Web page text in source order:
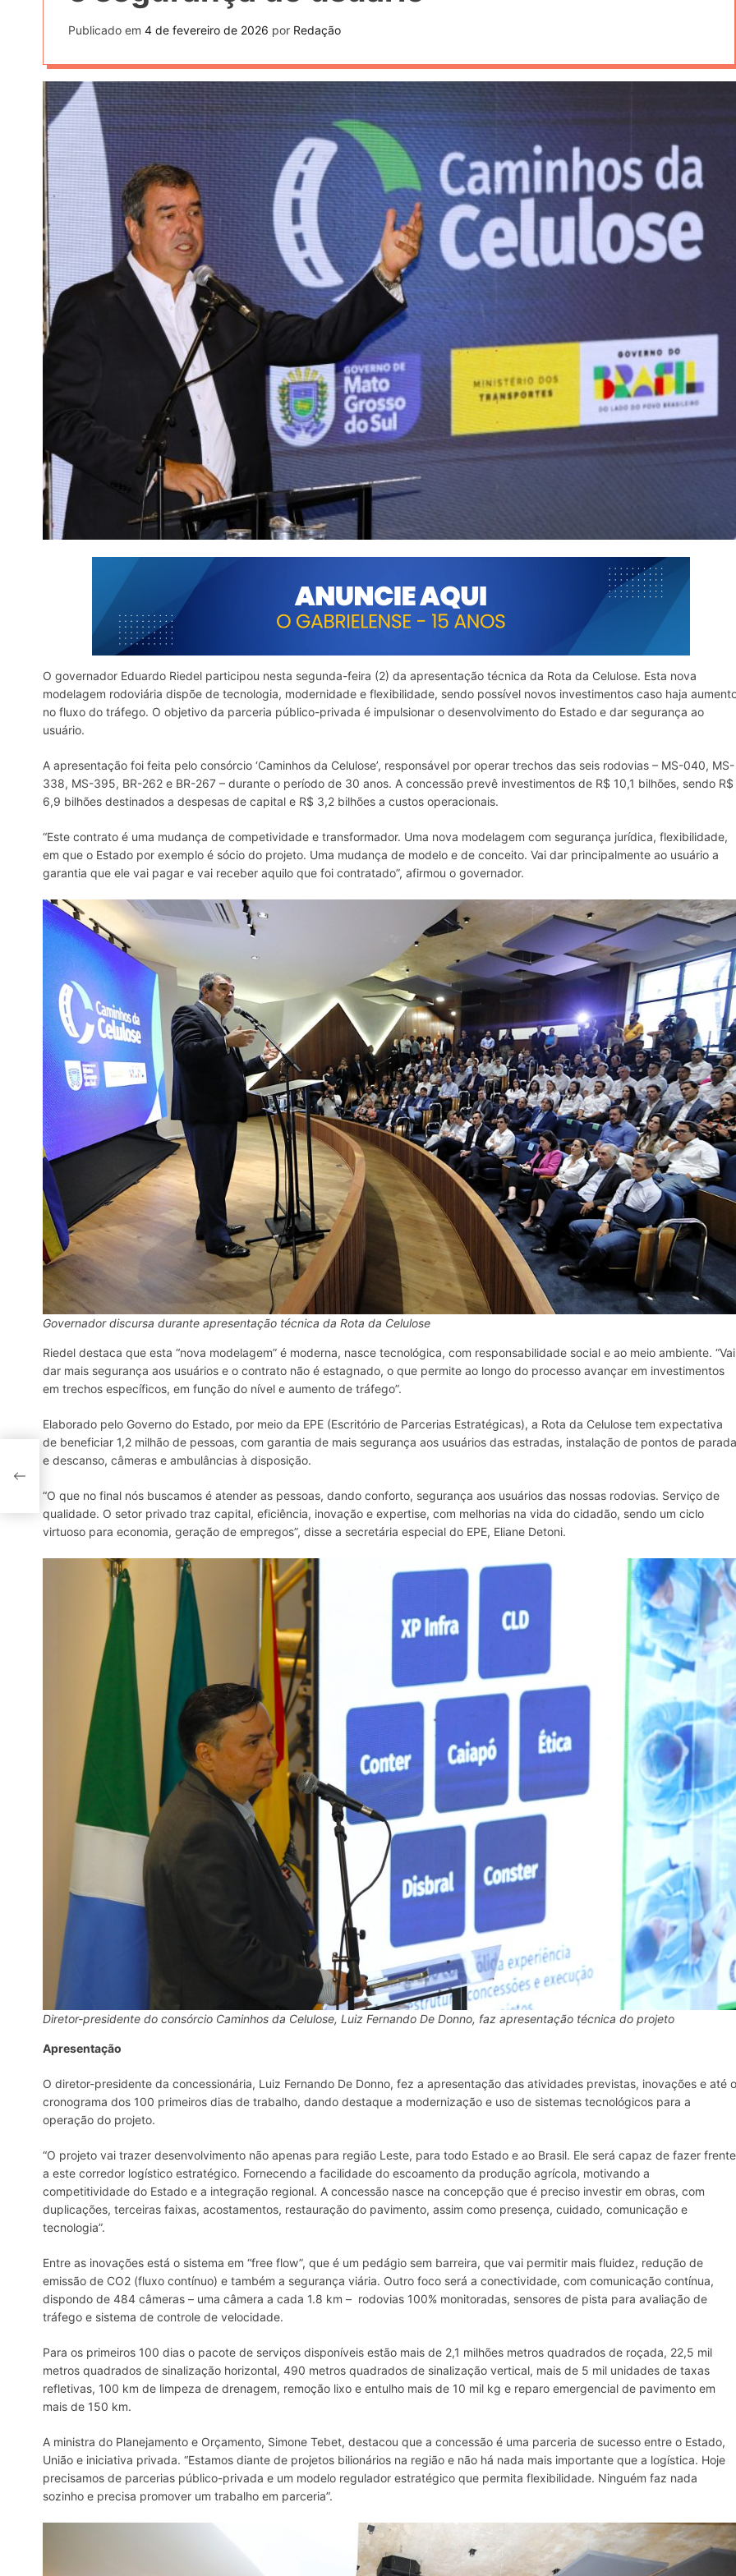
Publicado em 4 de fevereiro de 2026 por Redação
O governador Eduardo Riedel participou nesta segunda-feira (2) da apresentação técnica da Rota da Celulose. Esta nova
modelagem rodoviária dispõe de tecnologia, modernidade e flexibilidade, sendo possível novos investimentos caso haja
no fluxo do tráfego. O objetivo da parceria público-privada é impulsionar o desenvolvimento do Estado e dar segurança ao
usuário.
A apresentação foi feita pelo consórcio ‘Caminhos da Celulose’, responsável por operar trechos das seis rodovias – MS-040, MS-
338, MS-395, BR-262 e BR-267 – durante o período de 30 anos. A concessão prevê investimentos de R$ 10,1 bilhões, sendo R$
6,9 bilhões destinados a despesas de capital e R$ 3,2 bilhões a custos operacionais.
“Este contrato é uma mudança de competividade e transformador. Uma nova modelagem com segurança jurídica, flexibilidade,
em que o Estado por exemplo é sócio do projeto. Uma mudança de modelo e de conceito. Vai dar principalmente ao usuário a
garantia que ele vai pagar e vai receber aquilo que foi contratado”, afirmou o governador.
Governador discursa durante apresentação técnica da Rota da Celulose
Riedel destaca que esta “nova modelagem” é moderna, nasce tecnológica, com responsabilidade social e ao meio ambiente. “Vai
dar mais segurança aos usuários e o contrato não é estagnado, o que permite ao longo do processo avançar em investimentos
em trechos específicos, em função do nível e aumento de tráfego”.
Elaborado pelo Governo do Estado, por meio da EPE (Escritório de Parcerias Estratégicas), a Rota da Celulose tem expectativa
de beneficiar 1,2 milhão de pessoas, com garantia de mais segurança aos usuários das estradas, instalação de pontos de parada
e descanso, câmeras e ambulâncias à disposição.
“O que no final nós buscamos é atender as pessoas, dando conforto, segurança aos usuários das nossas rodovias. Serviço de
qualidade. O setor privado traz capital, eficiência, inovação e expertise, com melhorias na vida do cidadão, sendo um ciclo
virtuoso para economia, geração de empregos”, disse a secretária especial do EPE, Eliane Detoni.
Diretor-presidente do consórcio Caminhos da Celulose, Luiz Fernando De Donno, faz apresentação técnica do projeto
Apresentação
O diretor-presidente da concessionária, Luiz Fernando De Donno, fez a apresentação das atividades previstas, inovações e até o
cronograma dos 100 primeiros dias de trabalho, dando destaque a modernização e uso de sistemas tecnológicos para a
operação do projeto.
“O projeto vai trazer desenvolvimento não apenas para região Leste, para todo Estado e ao Brasil. Ele será capaz de fazer frente
a este corredor logístico estratégico. Fornecendo a facilidade do escoamento da produção agrícola, motivando a
competitividade do Estado e a integração regional. A concessão nasce na concepção que é preciso investir em obras, com
duplicações, terceiras faixas, acostamentos, restauração do pavimento, assim como presença, cuidado, comunicação e
tecnologia”.
Entre as inovações está o sistema em “free flow”, que é um pedágio sem barreira, que vai permitir mais fluidez, redução de
emissão de CO2 (fluxo contínuo) e também a segurança viária. Outro foco será a conectividade, com comunicação contínua,
dispondo de 484 câmeras – uma câmera a cada 1.8 km – rodovias 100% monitoradas, sensores de pista para avaliação de
tráfego e sistema de controle de velocidade.
Para os primeiros 100 dias o pacote de serviços disponíveis estão mais de 2,1 milhões metros quadrados de roçada, 22,5 mil
metros quadrados de sinalização horizontal, 490 metros quadrados de sinalização vertical, mais de 5 mil unidades de taxas
refletivas, 100 km de limpeza de drenagem, remoção lixo e entulho mais de 10 mil kg e reparo emergencial de pavimento em
mais de 150 km.
A ministra do Planejamento e Orçamento, Simone Tebet, destacou que a concessão é uma parceria de sucesso entre o Estado,
União e iniciativa privada. “Estamos diante de projetos bilionários na região e não há nada mais importante que a logística. Hoje
precisamos de parcerias público-privada e um modelo regulador estratégico que permita flexibilidade. Ninguém faz nada
sozinho e precisa promover um trabalho em parceria”.